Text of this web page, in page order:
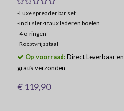
-Luxe spreader bar set
-Inclusief 4 faux lederen boeien
-4 o-ringen
-Roestvrijsstaal
Op voorraad:Direct Leverbaar en
gratis verzonden
€ 119,90